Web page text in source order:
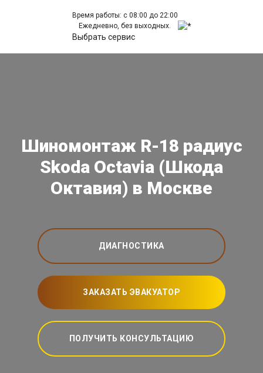
Время работы: с 08:00 до 22:00
Ежедневно, без выходных.
Выбрать сервис
Шиномонтаж R-18 радиус
Skoda Octavia (Шкода
Октавия) в Москве
ДИАГНОСТИКА
ЗАКАЗАТЬ ЭВАКУАТОР
ПОЛУЧИТЬ КОНСУЛЬТАЦИЮ